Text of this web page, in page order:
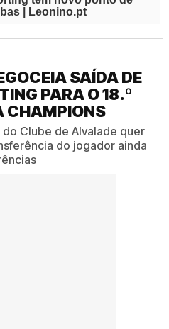
SAÍDA DE
PARA O 18.º
CHAMPIONS
Clube de Alvalade quer
do jogador ainda